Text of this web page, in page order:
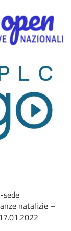
sede
natalizie –